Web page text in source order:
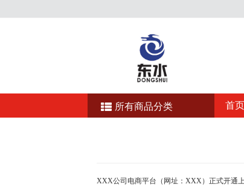
首页
所有商品分类
XXX公司电商平台（网址：XXX）正式开通